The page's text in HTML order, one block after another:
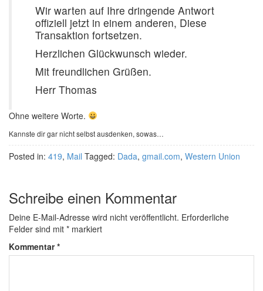
Wir warten auf Ihre dringende Antwort
offiziell jetzt in einem anderen, Diese
Transaktion fortsetzen.
Herzlichen Glückwunsch wieder.
Mit freundlichen Grüßen.
Herr Thomas
Ohne weitere Worte.
Kannste dir gar nicht selbst ausdenken, sowas…
Posted in: 419, Mail Tagged: Dada, gmail.com, Western Union
Schreibe einen Kommentar
Deine E-Mail-Adresse wird nicht veröffentlicht. Erforderliche
Felder sind mit * markiert
Kommentar*